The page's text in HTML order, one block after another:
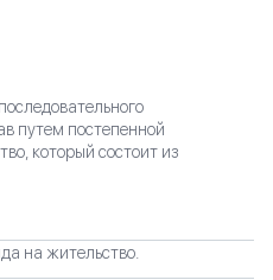
путем постепенной
который состоит из
на жительство.